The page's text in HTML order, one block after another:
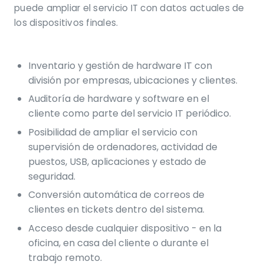
puede ampliar el servicio IT con datos actuales de
los dispositivos finales.
Inventario y gestión de hardware IT con
división por empresas, ubicaciones y clientes.
Auditoría de hardware y software en el
cliente como parte del servicio IT periódico.
Posibilidad de ampliar el servicio con
supervisión de ordenadores, actividad de
puestos, USB, aplicaciones y estado de
seguridad.
Conversión automática de correos de
clientes en tickets dentro del sistema.
Acceso desde cualquier dispositivo - en la
oficina, en casa del cliente o durante el
trabajo remoto.